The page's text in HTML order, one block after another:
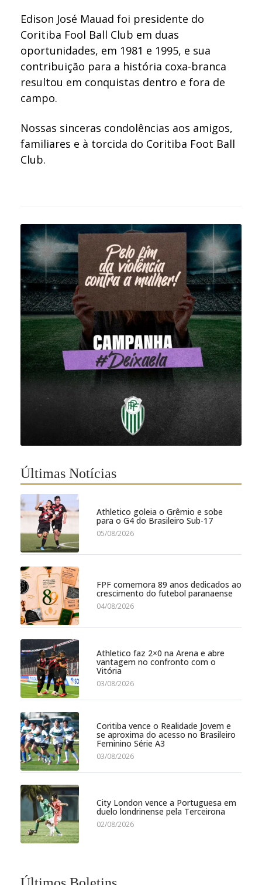
Edison José Mauad foi presidente do
Coritiba Fool Ball Club em duas
oportunidades, em 1981 e 1995, e sua
contribuição para a história coxa-branca
resultou em conquistas dentro e fora de
campo.
Nossas sinceras condolências aos amigos,
familiares e à torcida do Coritiba Foot Ball
Club.
Últimas Notícias
Athletico goleia o Grêmio e sobe
para o G4 do Brasileiro Sub-17
05/08/2026
FPF comemora 89 anos dedicados ao
crescimento do futebol paranaense
04/08/2026
Athletico faz 2×0 na Arena e abre
vantagem no confronto com o
Vitória
03/08/2026
Coritiba vence o Realidade Jovem e
se aproxima do acesso no Brasileiro
Feminino Série A3
03/08/2026
City London vence a Portuguesa em
duelo londrinense pela Terceirona
02/08/2026